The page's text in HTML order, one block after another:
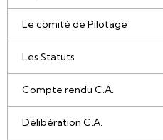
Le comité de Pilotage
Les Statuts
Compte rendu C.A.
Délibération C.A.